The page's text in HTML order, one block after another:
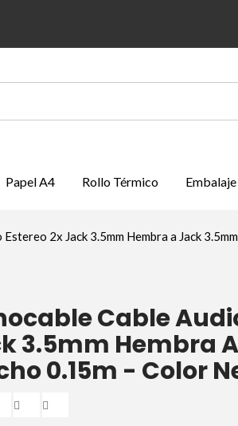
Papel A4 Rollo Térmico Embalaje
2x Jack 3.5mm Hembra a Jack
Cable
3.5mm Hembra
0.15m - Color